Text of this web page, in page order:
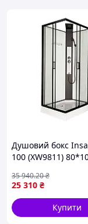
Душовий бокс
100 (XW9811)
25 310 ₴
35 940.20₴
Купити